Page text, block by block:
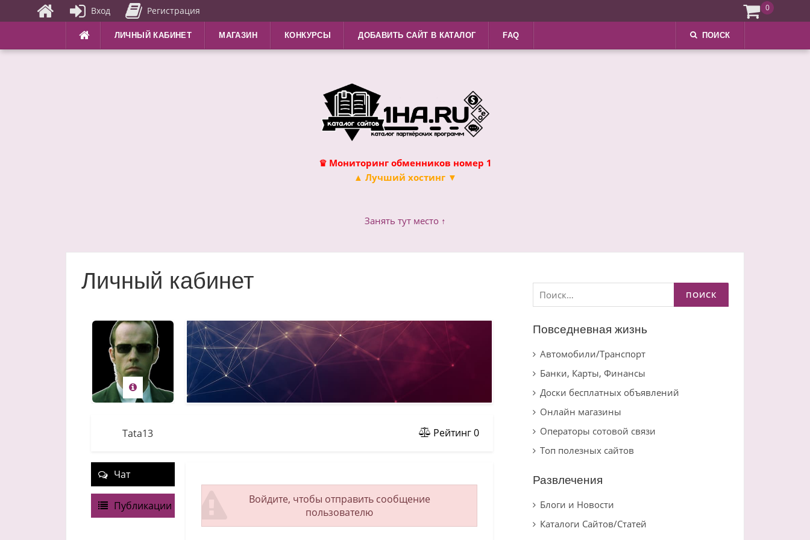
ЛИЧНЫЙ КАБИНЕТ МАГАЗИН КОНКУРСЫ ДОБАВИТЬ САЙТ В КАТАЛОГ FAQ ПОИСК
♛ Мониторинг обменников номер 1
▲ Лучший хостинг ▼
Занять тут место ↑
Личный кабинет
Tata13 Рейтинг0
Чат
Публикации
Войдите, чтобы отправить сообщение
пользователю
Найти:
Повседневная жизнь
Автомобили/Транспорт
Банки, Карты, Финансы
Доски бесплатных объявлений
Онлайн магазины
Операторы сотовой связи
Топ полезных сайтов
Развлечения
Блоги и Новости
Каталоги Сайтов/Статей
Вход Регистрация 0